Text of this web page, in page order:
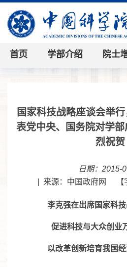
首页 学部介绍 院士
国家科技战略座谈会举
表党中央、国务院对学
烈祝贺
日期：2015-
来源：中国政府网
李克强在出席国家科
促进科技与大众创业
以改革创新培育我国